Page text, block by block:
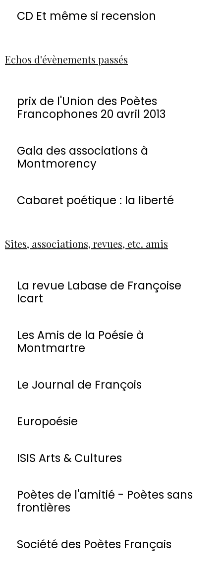
CD Et même si recension
Echos d'évènements passés
prix de l'Union des Poètes
Francophones 20 avril 2013
Gala des associations à
Montmorency
Cabaret poétique : la liberté
Sites, associations, revues, etc. amis
La revue Labase de Françoise
Icart
Les Amis de la Poésie à
Montmartre
Le Journal de François
Europoésie
ISIS Arts & Cultures
Poètes de l'amitié - Poètes sans
frontières
Société des Poètes Français